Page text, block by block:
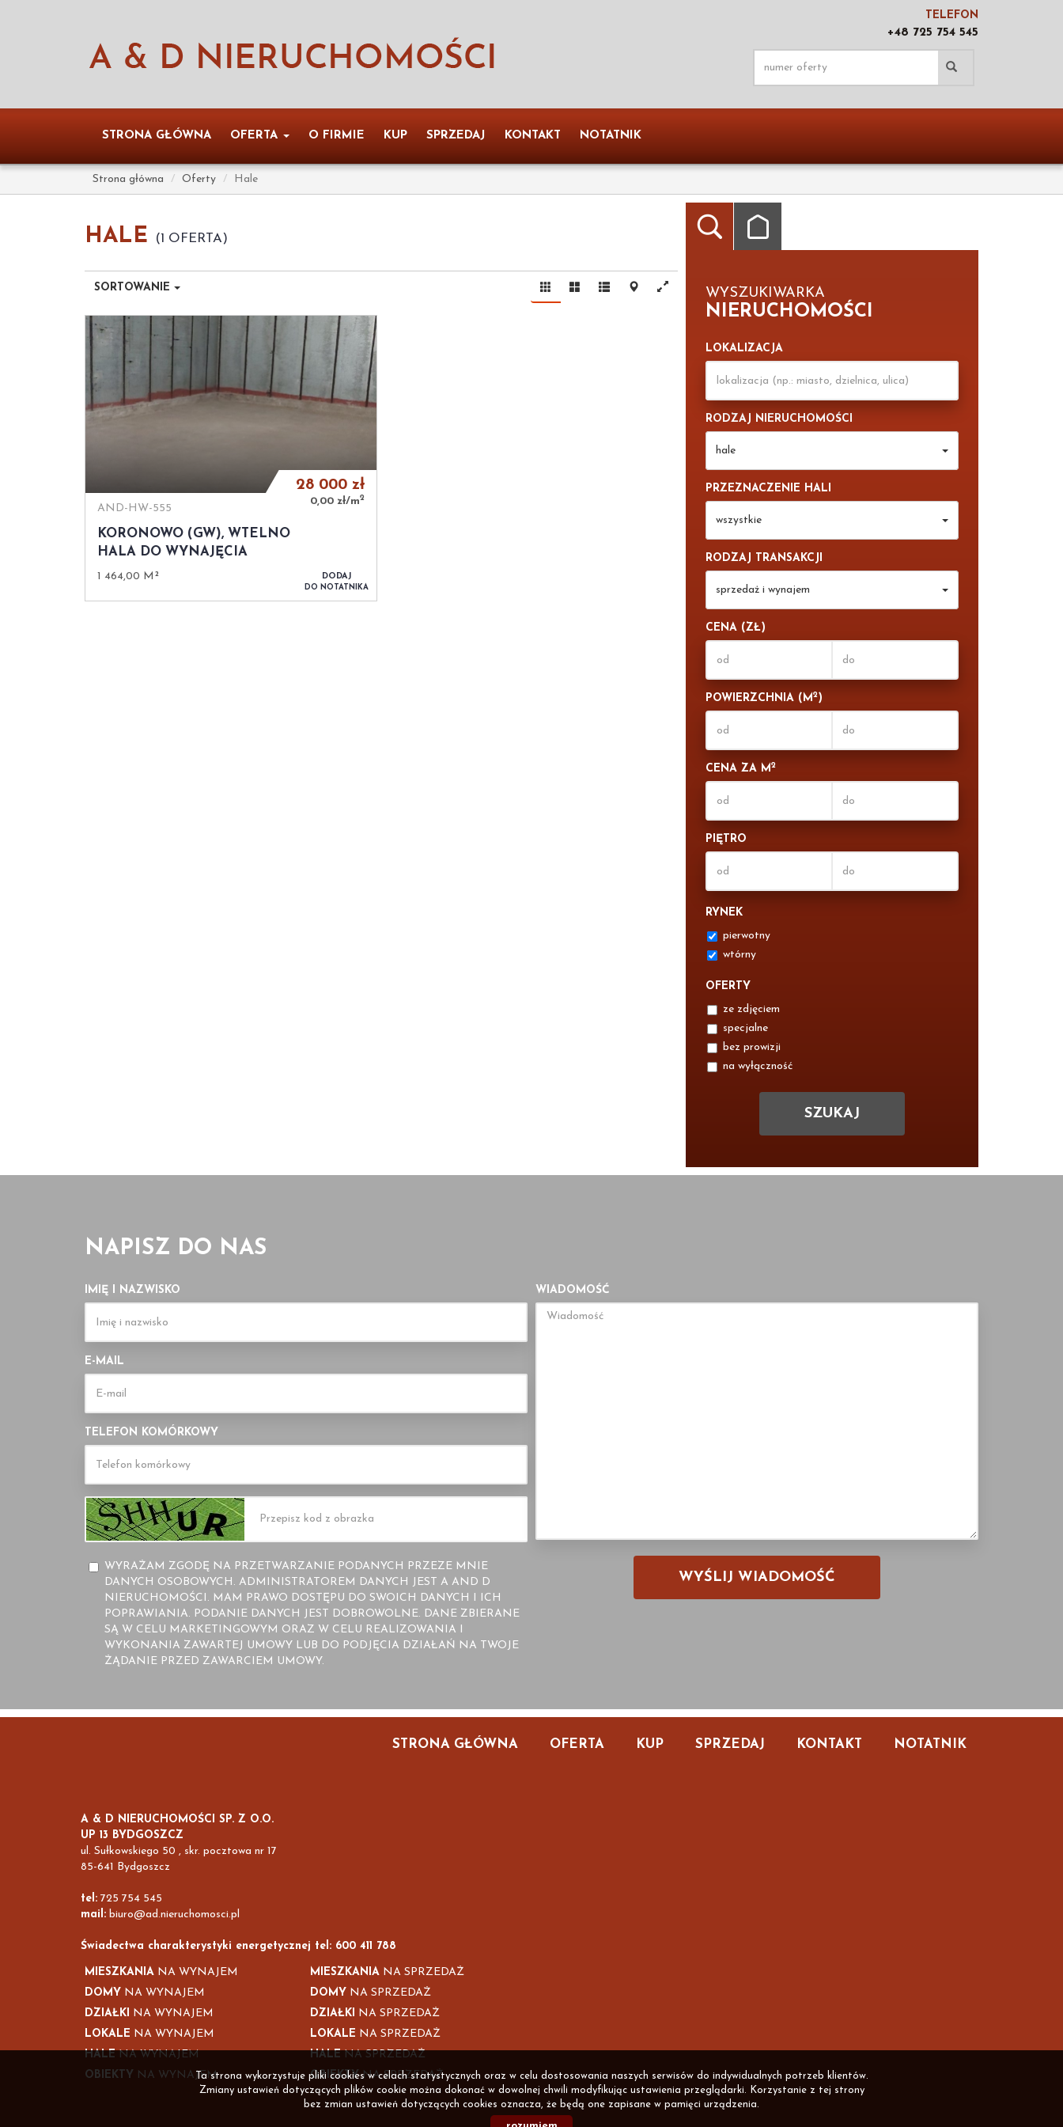
TELEFON
+48 725 754 545
STRONA GŁÓWNA OFERTA O FIRMIE KUP SPRZEDAJ KONTAKT NOTATNIK
Strona główna Oferty Hale
WYSZUKIWARKA
NIERUCHOMOŚCI
LOKALIZACJA
RODZAJ NIERUCHOMOŚCI
hale
PRZEZNACZENIE HALI
wszystkie
RODZAJ TRANSAKCJI
sprzedaż i wynajem
CENA (ZŁ)
POWIERZCHNIA (M2)
CENA ZA M2
PIĘTRO
RYNEK
pierwotny
wtórny
OFERTY
ze zdjęciem
specjalne
bez prowizji
na wyłączność
HALE 1 OFERTA
SORTOWANIE
AND-HW-555
KORONOWO (GW), WTELNO
HALA DO WYNAJĘCIA
1 464,00 M²
28 000 zł
0,00 zł/m2
DODAJ
DO NOTATNIKA
NAPISZ DO NAS
IMIĘ I NAZWISKO
E-MAIL
TELEFON KOMÓRKOWY
WYRAŻAM ZGODĘ NA PRZETWARZANIE PODANYCH PRZEZE MNIE
DANYCH OSOBOWYCH. ADMINISTRATOREM DANYCH JEST A AND D
NIERUCHOMOŚCI. MAM PRAWO DOSTĘPU DO SWOICH DANYCH I ICH
POPRAWIANIA. PODANIE DANYCH JEST DOBROWOLNE. DANE ZBIERANE
SĄ W CELU MARKETINGOWYM ORAZ W CELU REALIZOWANIA I
WYKONANIA ZAWARTEJ UMOWY LUB DO PODJĘCIA DZIAŁAŃ NA TWOJE
ŻĄDANIE PRZED ZAWARCIEM UMOWY.
WIADOMOŚĆ
STRONA GŁÓWNA OFERTA KUP SPRZEDAJ KONTAKT NOTATNIK
A & D NIERUCHOMOŚCI SP. Z O.O.
UP 13 BYDGOSZCZ
ul. Sułkowskiego 50 , skr. pocztowa nr 17
85-641 Bydgoszcz
tel: 725 754 545
mail: biuro@ad.nieruchomosci.pl
Świadectwa charakterystyki energetycznej tel: 600 411 788
MIESZKANIA NA WYNAJEM
DOMY NA WYNAJEM
DZIAŁKI NA WYNAJEM
LOKALE NA WYNAJEM
HALE NA WYNAJEM
OBIEKTY NA WYNAJEM
MIESZKANIA NA SPRZEDAŻ
DOMY NA SPRZEDAŻ
DZIAŁKI NA SPRZEDAŻ
LOKALE NA SPRZEDAŻ
HALE NA SPRZEDAŻ
OBIEKTYNA SPRZEDAŻ
Ta strona wykorzystuje pliki cookies w celach statystycznych oraz w celu dostosowania naszych serwisów do indywidualnych potrzeb klientów.
Zmiany ustawień dotyczących plików cookie można dokonać w dowolnej chwili modyfikując ustawienia przeglądarki. Korzystanie z tej strony
bez zmian ustawień dotyczących cookies oznacza, że będą one zapisane w pamięci urządzenia.